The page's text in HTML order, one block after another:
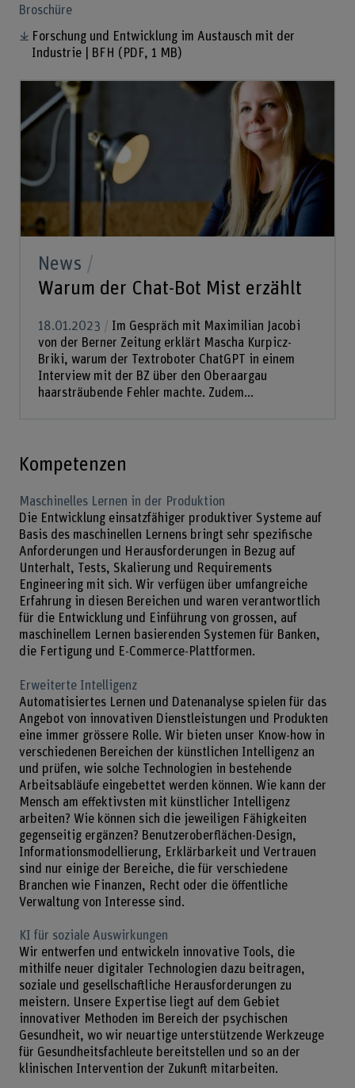
Broschüre
Forschung und Entwicklung im Austausch mit der
Industrie | BFH (PDF, 1 MB)
News
Warum der Chat-Bot Mist erzählt
18.01.2023
Im Gespräch mit Maximilian Jacobi
von der Berner Zeitung erklärt Mascha Kurpicz-
Briki, warum der Textroboter ChatGPT in einem
Interview mit der BZ über den Oberaargau
haarsträubende Fehler machte. Zudem...
Kompetenzen
Maschinelles Lernen in der Produktion
Die Entwicklung einsatzfähiger produktiver Systeme auf
Basis des maschinellen Lernens bringt sehr spezifische
Anforderungen und Herausforderungen in Bezug auf
Unterhalt, Tests, Skalierung und Requirements
Engineering mit sich. Wir verfügen über umfangreiche
Erfahrung in diesen Bereichen und waren verantwortlich
für die Entwicklung und Einführung von grossen, auf
maschinellem Lernen basierenden Systemen für Banken,
die Fertigung und E-Commerce-Plattformen.
Erweiterte Intelligenz
Automatisiertes Lernen und Datenanalyse spielen für das
Angebot von innovativen Dienstleistungen und Produkten
eine immer grössere Rolle. Wir bieten unser Know-how in
verschiedenen Bereichen der künstlichen Intelligenz an
und prüfen, wie solche Technologien in bestehende
Arbeitsabläufe eingebettet werden können. Wie kann der
Mensch am effektivsten mit künstlicher Intelligenz
arbeiten? Wie können sich die jeweiligen Fähigkeiten
gegenseitig ergänzen? Benutzeroberflächen-Design,
Informationsmodellierung, Erklärbarkeit und Vertrauen
sind nur einige der Bereiche, die für verschiedene
Branchen wie Finanzen, Recht oder die öffentliche
Verwaltung von Interesse sind.
KI für soziale Auswirkungen
Wir entwerfen und entwickeln innovative Tools, die
mithilfe neuer digitaler Technologien dazu beitragen,
soziale und gesellschaftliche Herausforderungen zu
meistern. Unsere Expertise liegt auf dem Gebiet
innovativer Methoden im Bereich der psychischen
Gesundheit, wo wir neuartige unterstützende Werkzeuge
für Gesundheitsfachleute bereitstellen und so an der
klinischen Intervention der Zukunft mitarbeiten.